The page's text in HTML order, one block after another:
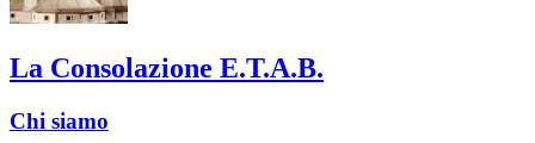
La Consolazione E.T.A.B.
Chi siamo